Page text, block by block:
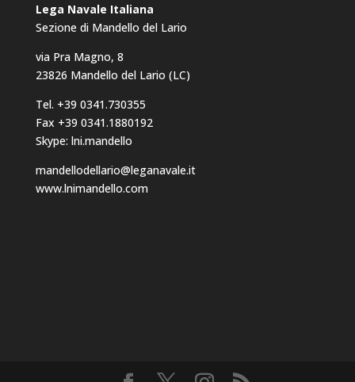
Lega Navale Italiana
Sezione di Mandello del Lario
via Pra Magno, 8
23826 Mandello del Lario (LC)
Tel. +39 0341.730355
Fax +39 0341.1880192
Skype: lni.mandello
mandellodellario@leganavale.it
www.lnimandello.com